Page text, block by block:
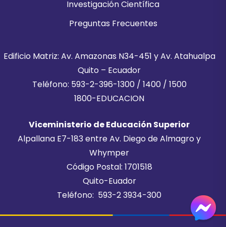
Investigación Científica
Preguntas Frecuentes
Edificio Matriz: Av. Amazonas N34-451 y Av. Atahualpa
Quito – Ecuador
Teléfono: 593-2-396-1300 / 1400 / 1500
1800-EDUCACION
Viceministerio de Educación Superior
Alpallana E7-183 entre Av. Diego de Almagro y
Whymper
Código Postal: 1701518
Quito-Euador
Teléfono: 593-2 3934-300